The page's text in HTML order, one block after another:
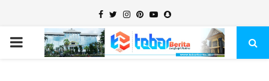
Facebook
TwitterInstagram
Pinterest
YoutubeSnapchat
PRIMARY